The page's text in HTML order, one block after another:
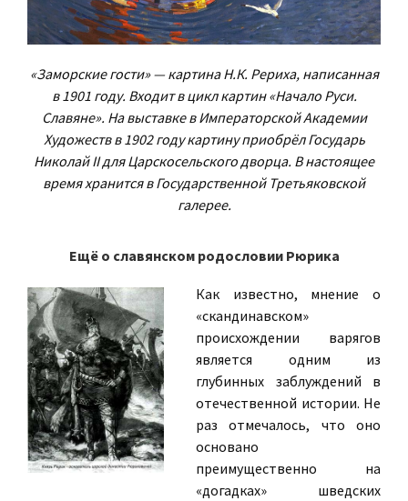
«Заморские гости» — картина Н.К. Рериха, написанная
в 1901 году. Входит в цикл картин «Начало Руси.
Славяне». На выставке в Императорской Академии
Художеств в 1902 году картину приобрёл Государь
Николай II для Царскосельского дворца. В настоящее
время хранится в Государственной Третьяковской
галерее.
Ещё о славянском родословии Рюрика
Как известно, мнение о
«скандинавском»
происхождении варягов
является одним из
глубинных заблуждений в
отечественной истории. Не
раз отмечалось, что оно
основано
преимущественно на
«догадках» шведских